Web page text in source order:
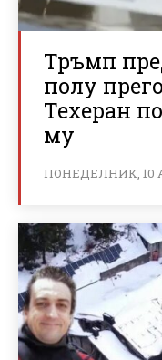
Тръмп
полу
Техеран
му
ПОНЕДЕЛНИК, 10